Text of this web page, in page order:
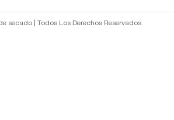
secado | Todos Los Derechos Reservados.